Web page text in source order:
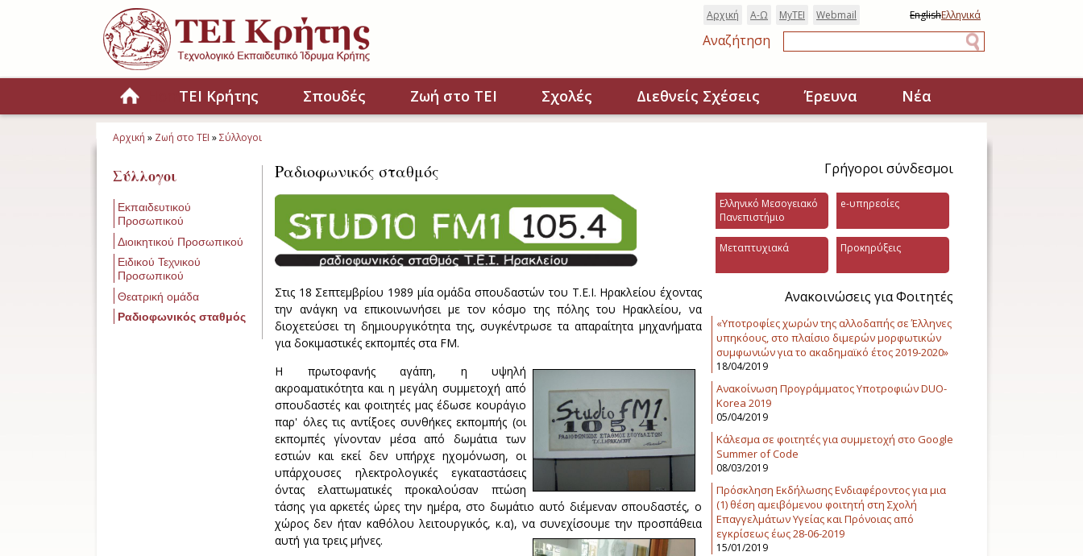
Παράκαμψη προς το κυρίως περιεχόμενο
EnglishΕλληνικά
Webmail
MyTEI
Α-Ω
Αρχική
Αναζήτηση
HomeΤΕΙ Κρήτης Σπουδές Ζωή στο ΤΕΙ Σχολές Διεθνείς Σχέσεις Έρευνα Νέα
Αρχική » Ζωή στο ΤΕΙ »Σύλλογοι
Σύλλογοι
Εκπαιδευτικού
Προσωπικού
Διοικητικού Προσωπικού
Ειδικού Τεχνικού
Προσωπικού
Θεατρική ομάδα
Ραδιοφωνικός σταθμός
Ραδιοφωνικός σταθμός
Στις 18 Σεπτεμβρίου 1989 μία ομάδα σπουδαστών του Τ.Ε.Ι. Ηρακλείου έχοντας
την ανάγκη να επικοινωνήσει με τον κόσμο της πόλης του Ηρακλείου, να
διοχετεύσει τη δημιουργικότητα της, συγκέντρωσε τα απαραίτητα μηχανήματα
για δοκιμαστικές εκπομπές στα FM.
Η πρωτοφανής αγάπη, η υψηλή
ακροαματικότητα και η μεγάλη συμμετοχή από
σπουδαστές και φοιτητές μας έδωσε κουράγιο
παρ' όλες τις αντίξοες συνθήκες εκπομπής (οι
εκπομπές γίνονταν μέσα από δωμάτια των
εστιών και εκεί δεν υπήρχε ηχομόνωση, οι
υπάρχουσες ηλεκτρολογικές εγκαταστάσεις
όντας ελαττωματικές προκαλούσαν πτώση
τάσης για αρκετές ώρες την ημέρα, στο δωμάτιο αυτό διέμεναν σπουδαστές, ο
χώρος δεν ήταν καθόλου λειτουργικός, κ.α), να συνεχίσουμε την προσπάθεια
αυτή για τρεις μήνες.
Γρήγοροι σύνδεσμοι
Ελληνικό Μεσογειακό
Πανεπιστήμιο
e-υπηρεσίες
Μεταπτυχιακά Προκηρύξεις
Ανακοινώσεις για Φοιτητές
«Υποτροφίες χωρών της αλλοδαπής σε Έλληνες
υπηκόους, στο πλαίσιο διμερών μορφωτικών
συμφωνιών για το ακαδημαϊκό έτος 2019-2020»
18/04/2019
Ανακοίνωση Προγράμματος Υποτροφιών DUO-
Korea 2019
05/04/2019
Κάλεσμα σε φοιτητές για συμμετοχή στο Google
Summer of Code
08/03/2019
Πρόσκληση Εκδήλωσης Ενδιαφέροντος για μια
(1) θέση αμειβόμενου φοιτητή στη Σχολή
Επαγγελμάτων Υγείας και Πρόνοιας από
εγκρίσεως έως 28-06-2019
15/01/2019